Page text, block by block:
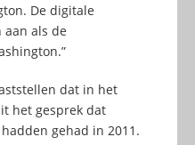
De digitale
aan als de
dat in het
het gesprek dat
gehad in 2011.